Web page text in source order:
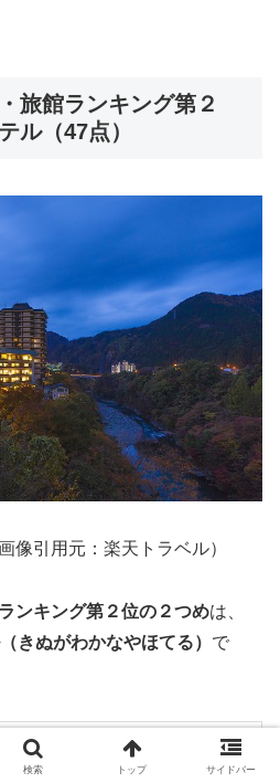
旅館ランキング第２
ル（47点）
像引用元：楽天トラベル）
ンキング第２位の２つめは、
きぬがわかなやほてる） で
要
検索 トップ サイドバー